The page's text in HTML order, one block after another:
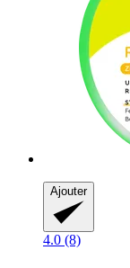
Ajouter
4.0 (8)